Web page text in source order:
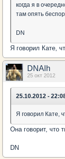
когда я в
там опять
DN
Я говорил Кате,
DNAlh
25 окт 2012
25.10.2012 -
Я говорил Кате,
Она говорит, что
DN